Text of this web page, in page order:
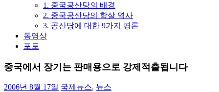
1. 중국공산당의 배경
2. 중국공산당의 학살 역사
3. 공산당에 대한 9가지 평론
동영상
포토
중국에서 장기는 판매용으로 강제적출됩니다
2006년 8월 17일 국제뉴스, 뉴스